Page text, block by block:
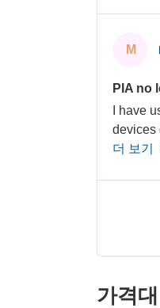
M
PIA no
I have
devices
더 보기
가격대